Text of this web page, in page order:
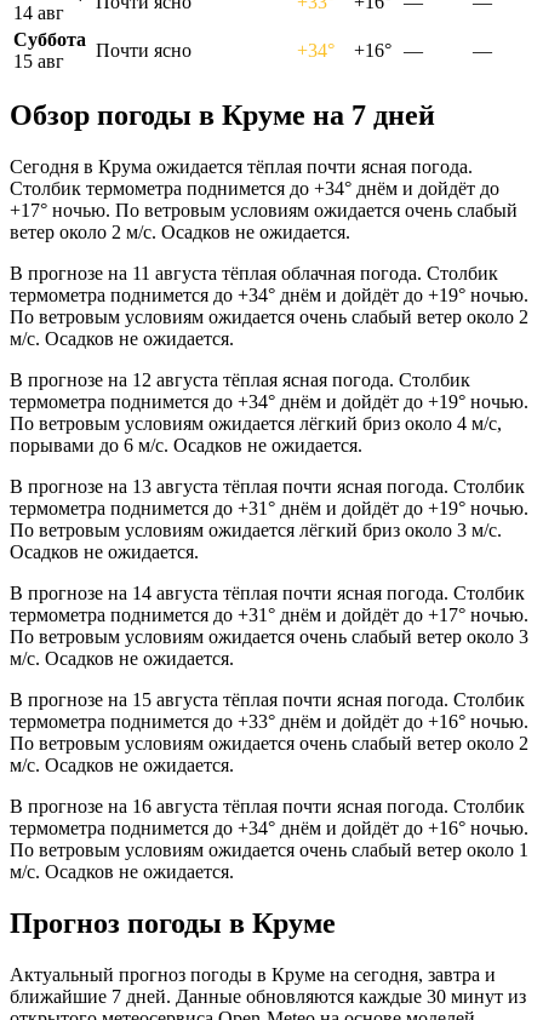
14 авг
Суббота
15 авг
Почти ясно +34° +16° — —
Обзор погоды в Круме на 7 дней
Сегодня в Крума ожидается тёплая почти ясная погода.
Столбик термометра поднимется до +34° днём и дойдёт до
+17° ночью. По ветровым условиям ожидается очень слабый
ветер около 2 м/с. Осадков не ожидается.
В прогнозе на 11 августа тёплая облачная погода. Столбик
термометра поднимется до +34° днём и дойдёт до +19° ночью.
По ветровым условиям ожидается очень слабый ветер около 2
м/с. Осадков не ожидается.
В прогнозе на 12 августа тёплая ясная погода. Столбик
термометра поднимется до +34° днём и дойдёт до +19° ночью.
По ветровым условиям ожидается лёгкий бриз около 4 м/с,
порывами до 6 м/с. Осадков не ожидается.
В прогнозе на 13 августа тёплая почти ясная погода. Столбик
термометра поднимется до +31° днём и дойдёт до +19° ночью.
По ветровым условиям ожидается лёгкий бриз около 3 м/с.
Осадков не ожидается.
В прогнозе на 14 августа тёплая почти ясная погода. Столбик
термометра поднимется до +31° днём и дойдёт до +17° ночью.
По ветровым условиям ожидается очень слабый ветер около 3
м/с. Осадков не ожидается.
В прогнозе на 15 августа тёплая почти ясная погода. Столбик
термометра поднимется до +33° днём и дойдёт до +16° ночью.
По ветровым условиям ожидается очень слабый ветер около 2
м/с. Осадков не ожидается.
В прогнозе на 16 августа тёплая почти ясная погода. Столбик
термометра поднимется до +34° днём и дойдёт до +16° ночью.
По ветровым условиям ожидается очень слабый ветер около 1
м/с. Осадков не ожидается.
Прогноз погоды в Круме
Актуальный прогноз погоды в Круме на сегодня, завтра и
ближайшие 7 дней. Данные обновляются каждые 30 минут из